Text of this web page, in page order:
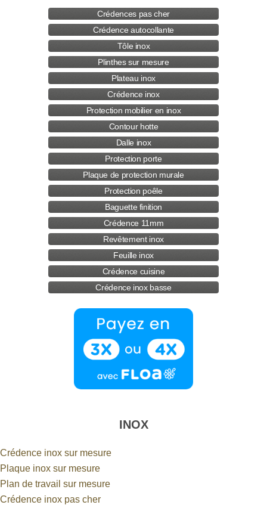
Crédences pas cher
Crédence autocollante
Tôle inox
Plinthes sur mesure
Plateau inox
Crédence inox
Protection mobilier en inox
Contour hotte
Dalle inox
Protection porte
Plaque de protection murale
Protection poêle
Baguette finition
Crédence 11mm
Revêtement inox
Feuille inox
Crédence cuisine
Crédence inox basse
INOX
Crédence inox sur mesure
Plaque inox sur mesure
Plan de travail sur mesure
Crédence inox pas cher